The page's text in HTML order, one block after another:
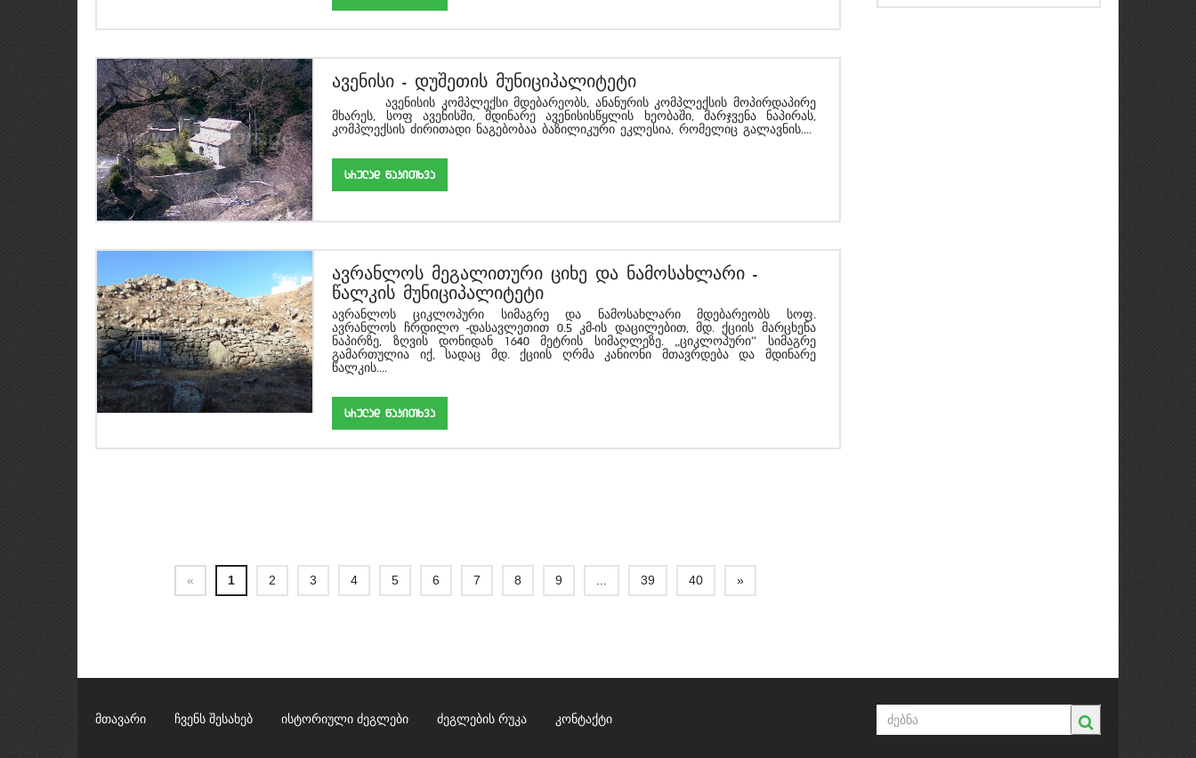
ავენისი - დუშეთის მუნიციპალიტეტი
ავენისის კომპლექსი მდებარეობს, ანანურის კომპლექსის მოპირდაპირე
მხარეს, სოფ ავენისში, მდინარე ავენისისწყლის ხეობაში, მარჯვენა ნაპირას,
კომპლექსის ძირითადი ნაგებობაა ბაზილიკური ეკლესია, რომელიც გალავნის....
srulad wakiTxva
ავრანლოს მეგალითური ციხე და ნამოსახლარი -
წალკის მუნიციპალიტეტი
ავრანლოს ციკლოპური სიმაგრე და ნამოსახლარი მდებარეობს სოფ.
ავრანლოს ჩრდილო -დასავლეთით 0.5 კმ-ის დაცილებით, მდ. ქციის მარცხენა
ნაპირზე, ზღვის დონიდან 1640 მეტრის სიმაღლეზე. „ციკლოპური“ სიმაგრე
გამართულია იქ, სადაც მდ. ქციის ღრმა კანიონი მთავრდება და მდინარე
წალკის....
srulad wakiTxva
« 1 2 3 4 5 6 7 8 9 39 40 »
მთავარი ჩვენს შესახებ ისტორიული ძეგლები ძეგლების რუკა კონტაქტი